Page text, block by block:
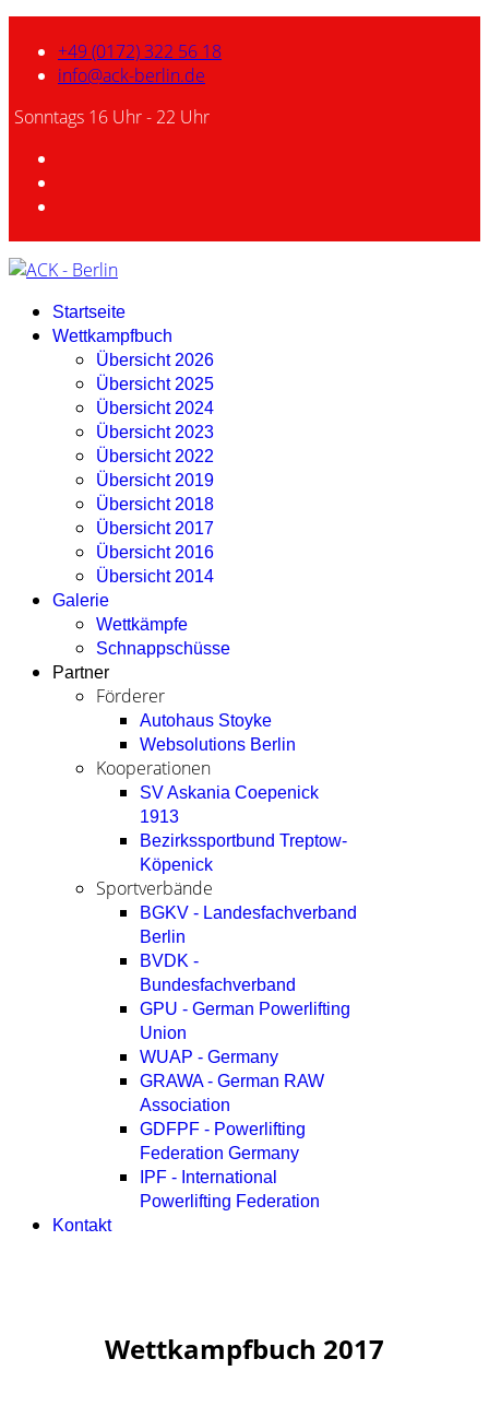
+49 (0172) 322 56 18
info@ack-berlin.de
Sonntags 16 Uhr - 22 Uhr
Startseite
Wettkampfbuch
Übersicht 2026
Übersicht 2025
Übersicht 2024
Übersicht 2023
Übersicht 2022
Übersicht 2019
Übersicht 2018
Übersicht 2017
Übersicht 2016
Übersicht 2014
Galerie
Wettkämpfe
Schnappschüsse
Partner
Förderer
Autohaus Stoyke
Websolutions Berlin
Kooperationen
SV Askania Coepenick
1913
Bezirkssportbund Treptow-
Köpenick
Sportverbände
BGKV - Landesfachverband
Berlin
BVDK -
Bundesfachverband
GPU - German Powerlifting
Union
WUAP - Germany
GRAWA - German RAW
Association
GDFPF - Powerlifting
Federation Germany
IPF - International
Powerlifting Federation
Kontakt
Wettkampfbuch 2017